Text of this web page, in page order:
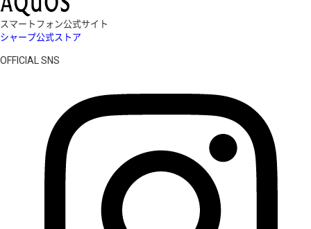
スマートフォン公式サイト
シャープ公式ストア
OFFICIAL SNS